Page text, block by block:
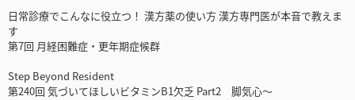
日常診療でこんなに役立つ！ 漢方薬の使い方 漢方専門医が本音で教えま
す
第7回 月経困難症・更年期症候群
Step Beyond Resident
第240回 気づいてほしいビタミンB1欠乏 Part2 脚気心～